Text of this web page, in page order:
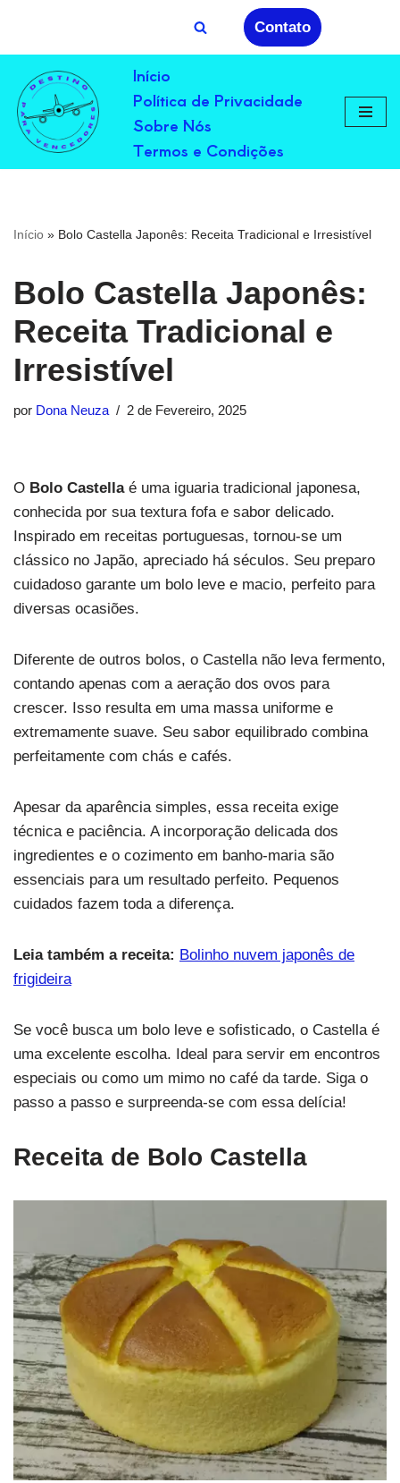
para
o
conteúdo
Contato
Início
Política de Privacidade
Sobre Nós
Termos e Condições
Início » Bolo Castella Japonês: Receita Tradicional e Irresistível
Bolo Castella Japonês:
Receita Tradicional e
Irresistível
por Dona Neuza 2 de Fevereiro, 2025
O Bolo Castellaé uma iguaria tradicional japonesa,
conhecida por sua textura fofa e sabor delicado.
Inspirado em receitas portuguesas, tornou-se um
clássico no Japão, apreciado há séculos. Seu preparo
cuidadoso garante um bolo leve e macio, perfeito para
diversas ocasiões.
Diferente de outros bolos, o Castella não leva fermento,
contando apenas com a aeração dos ovos para
crescer. Isso resulta em uma massa uniforme e
extremamente suave. Seu sabor equilibrado combina
perfeitamente com chás e cafés.
Apesar da aparência simples, essa receita exige
técnica e paciência. A incorporação delicada dos
ingredientes e o cozimento em banho-maria são
essenciais para um resultado perfeito. Pequenos
cuidados fazem toda a diferença.
Leia também a receita: Bolinho nuvem japonês de
frigideira
Se você busca um bolo leve e sofisticado, o Castella é
uma excelente escolha. Ideal para servir em encontros
especiais ou como um mimo no café da tarde. Siga o
passo a passo e surpreenda-se com essa delícia!
Receita de Bolo Castella